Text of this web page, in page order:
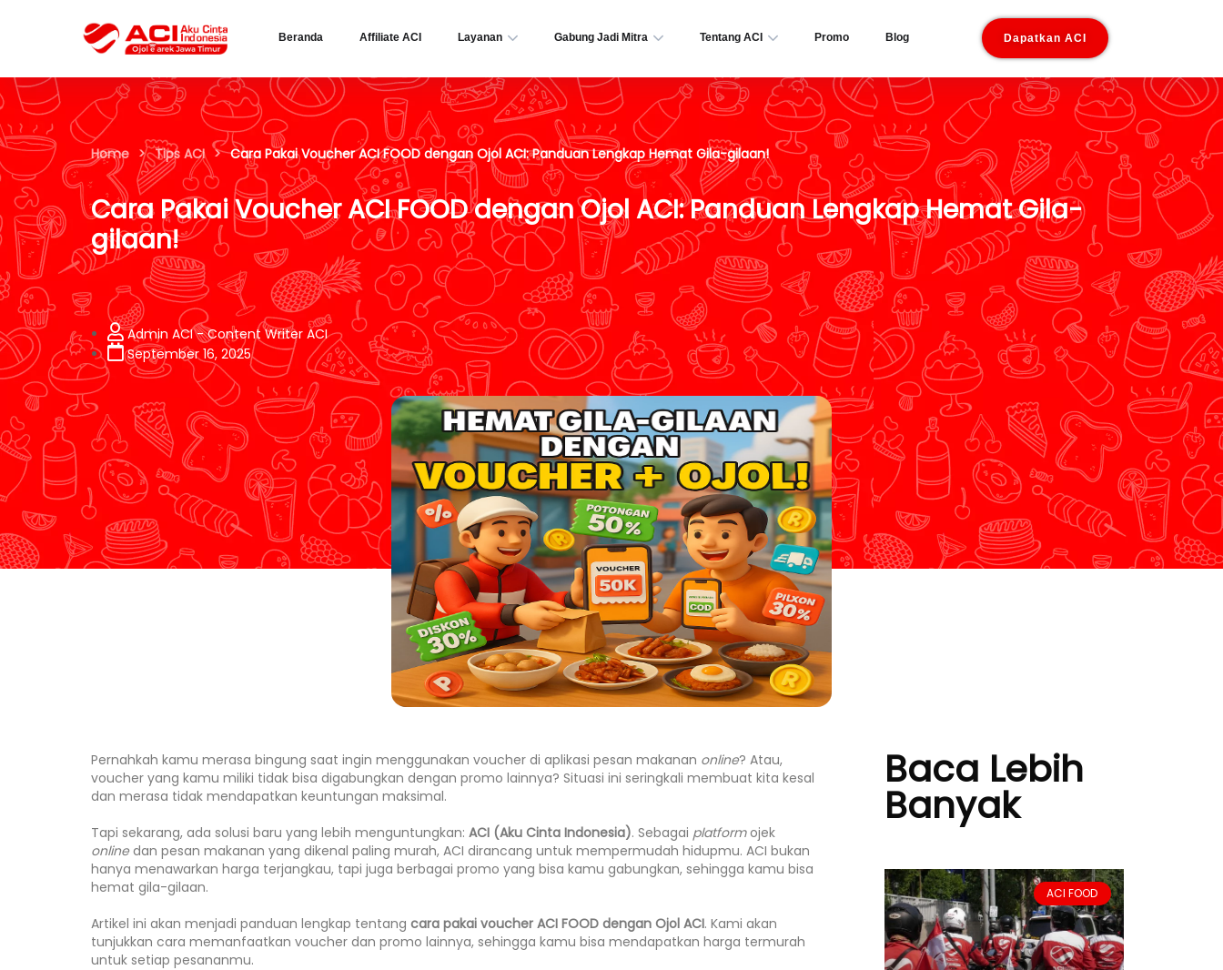
Beranda Affiliate ACI Layanan Gabung Jadi Mitra Tentang ACI Promo Blog Dapatkan ACI
Home > Tips ACI > Cara Pakai Voucher ACI FOOD dengan Ojol ACI: Panduan Lengkap Hemat Gila-gilaan!
Cara Pakai Voucher ACI FOOD dengan Ojol ACI: Panduan Lengkap Hemat Gila-
gilaan!
Admin ACI - Content Writer ACI
September 16, 2025
Pernahkah kamu merasa bingung saat ingin menggunakan voucher di aplikasi pesan makanan online? Atau,
voucher yang kamu miliki tidak bisa digabungkan dengan promo lainnya? Situasi ini seringkali membuat kita kesal
dan merasa tidak mendapatkan keuntungan maksimal.
Tapi sekarang, ada solusi baru yang lebih menguntungkan: ACI (Aku Cinta Indonesia). Sebagai platformojek
onlinedan pesan makanan yang dikenal paling murah, ACI dirancang untuk mempermudah hidupmu. ACI bukan
hanya menawarkan harga terjangkau, tapi juga berbagai promo yang bisa kamu gabungkan, sehingga kamu bisa
hemat gila-gilaan.
Artikel ini akan menjadi panduan lengkap tentang cara pakai voucher ACI FOOD dengan Ojol ACI. Kami akan
tunjukkan cara memanfaatkan voucher dan promo lainnya, sehingga kamu bisa mendapatkan harga termurah
untuk setiap pesananmu.
Baca Lebih
Banyak
ACI FOOD